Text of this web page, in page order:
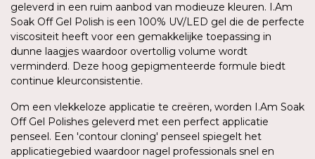
geleverd in een ruim aanbod van modieuze kleuren. I.Am
Soak Off Gel Polish is een 100% UV/LED gel die de perfecte
viscositeit heeft voor een gemakkelijke toepassing in
dunne laagjes waardoor overtollig volume wordt
verminderd. Deze hoog gepigmenteerde formule biedt
continue kleurconsistentie.
Om een vlekkeloze applicatie te creëren, worden I.Am Soak
Off Gel Polishes geleverd met een perfect applicatie
penseel. Een 'contour cloning' penseel spiegelt het
applicatiegebied waardoor nagel professionals snel en